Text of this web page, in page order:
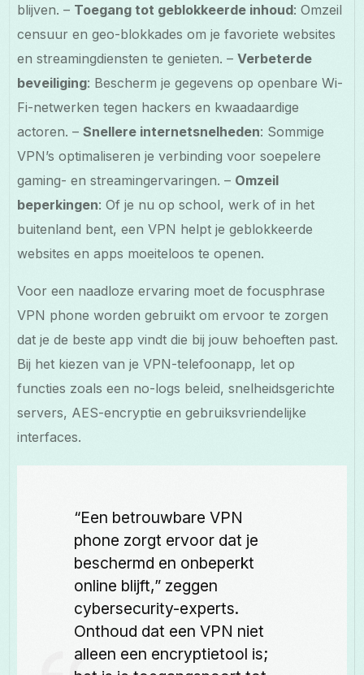
blijven. – Toegang tot geblokkeerde inhoud: Omzeil
censuur en geo-blokkades om je favoriete websites
en streamingdiensten te genieten. –Verbeterde
beveiliging: Bescherm je gegevens op openbare Wi-
Fi-netwerken tegen hackers en kwaadaardige
actoren. –Snellere internetsnelheden: Sommige
VPN’s optimaliseren je verbinding voor soepelere
gaming- en streamingervaringen. – Omzeil
beperkingen: Of je nu op school, werk of in het
buitenland bent, een VPN helpt je geblokkeerde
websites en apps moeiteloos te openen.
Voor een naadloze ervaring moet de focusphrase
VPN phone worden gebruikt om ervoor te zorgen
dat je de beste app vindt die bij jouw behoeften past.
Bij het kiezen van je VPN-telefoonapp, let op
functies zoals een no-logs beleid, snelheidsgerichte
servers, AES-encryptie en gebruiksvriendelijke
interfaces.
“Een betrouwbare VPN
phone zorgt ervoor dat je
beschermd en onbeperkt
online blijft,” zeggen
cybersecurity-experts.
Onthoud dat een VPN niet
alleen een encryptietool is;